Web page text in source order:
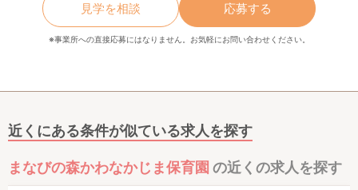
見学を相談 応募する
※事業所への直接応募にはなりません。お気軽にお問い合わせください。
近くにある条件が似ている求人を探す
まなびの森かわなかじま保育園 の近くの求人を探す